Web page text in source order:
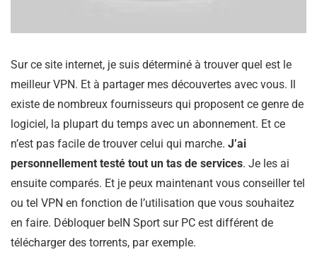
Sur ce site internet, je suis déterminé à trouver quel est le
meilleur VPN. Et à partager mes découvertes avec vous. Il
existe de nombreux fournisseurs qui proposent ce genre de
logiciel, la plupart du temps avec un abonnement. Et ce
n’est pas facile de trouver celui qui marche. J’ai
personnellement testé tout un tas de services. Je les ai
ensuite comparés. Et je peux maintenant vous conseiller tel
ou tel VPN en fonction de l’utilisation que vous souhaitez
en faire. Débloquer beIN Sport sur PC est différent de
télécharger des torrents, par exemple.